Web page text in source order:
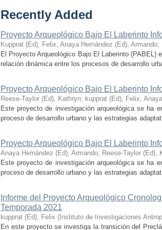
Recently Added
Proyecto Arqueológico Bajo El Laberinto
Kupprat (Ed), Felix; Anaya Hernández (Ed), Armando;
El Proyecto Arqueológico Bajo El Laberinto (PABEL)
relación dinámica entre los procesos de desarrollo
Proyecto Arqueológico Bajo El Laberinto
Reese-Taylor (Ed), Kathryn; kupprat (Ed), Felix;
Este proyecto de investigación arqueológica se ha
proceso de desarrollo urbano y las estrategias
Proyecto Arqueológico Bajo El Laberinto
Anaya Hernández (Ed), Armando; Reese-Taylor (Ed),
Este proyecto de investigación arqueológica se ha
proceso de desarrollo urbano y las estrategias
Informe del Proyecto Arqueológico
Temporada 2021
kupprat (Ed), Felix ( Instituto de Investigaciones
En este proyecto se investiga la transición del